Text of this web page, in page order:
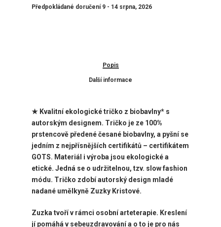
Předpokládané doručení 9 - 14 srpna, 2026
Popis
Další informace
★ Kvalitní ekologické tričko z biobavlny* s
autorským designem. Tričko je ze 100%
prstencově předené česané biobavlny, a pyšní se
jedním z nejpřísnějších certifikátů – certifikátem
GOTS. Materiál i výroba jsou ekologické a
etické. Jedná se o udržitelnou, tzv. slow fashion
módu. Tričko zdobí autorský design mladé
nadané umělkyně Zuzky Kristové.
Zuzka tvoří v rámci osobní arteterapie. Kreslení
jí pomáhá v sebeuzdravování a o to je pro nás